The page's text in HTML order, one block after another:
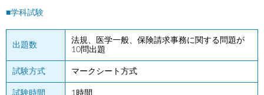
■学科試験
出題数
法規、医学一般、保険請求事務に関する問題が
10問出題
試験方式 マークシート方式
試験時間 1時間